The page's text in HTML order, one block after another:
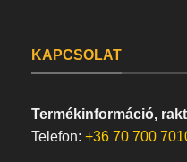
KAPCSOLAT
Termékinformáció,
Telefon: +36 70 700